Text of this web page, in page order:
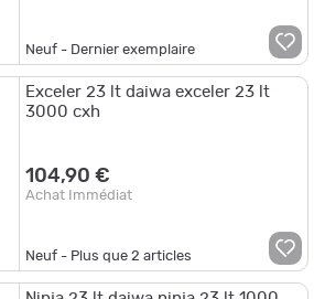
Neuf - Dernier exemplaire
Exceler 23 lt daiwa exceler 23 lt
3000 cxh
104,90 €
Achat Immédiat
Neuf - Plus que2 articles